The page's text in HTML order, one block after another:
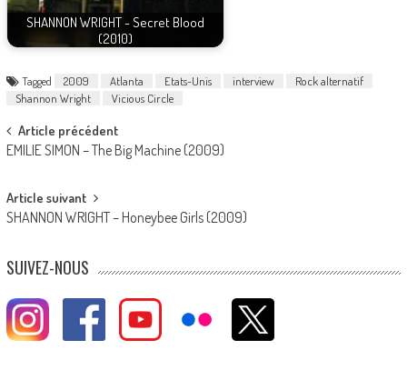
SHANNON WRIGHT - Secret Blood
(2010)
Tagged 2009 Atlanta Etats-Unis interview
Rock alternatif
Shannon Wright
Vicious Circle
Post
navigation
Article précédent
EMILIE SIMON – The Big Machine (2009)
Article suivant
SHANNON WRIGHT – Honeybee Girls (2009)
SUIVEZ-NOUS